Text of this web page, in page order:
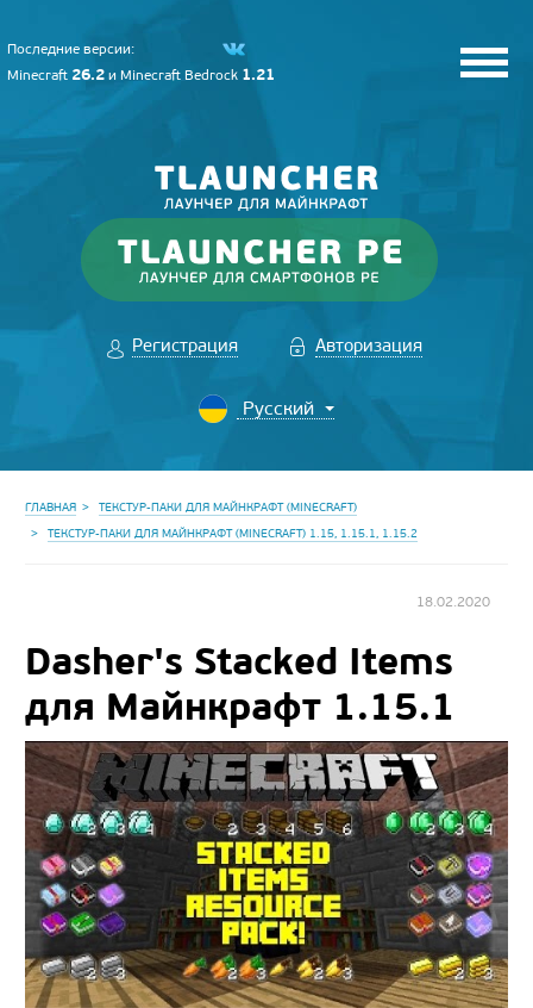
Последние версии:
Minecraft 26.2 и Minecraft Bedrock 1.21
Регистрация Авторизация
ГЛАВНАЯ
ТЕКСТУР-ПАКИ ДЛЯ МАЙНКРАФТ (MINECRAFT)
ТЕКСТУР-ПАКИ ДЛЯ МАЙНКРАФТ (MINECRAFT) 1.15, 1.15.1, 1.15.2
18.02.2020
Dasher's Stacked Items
для Майнкрафт 1.15.1